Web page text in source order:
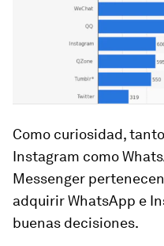
Como curiosidad,
Instagram como
Messenger
adquirir WhatsApp e
buenas decisiones.